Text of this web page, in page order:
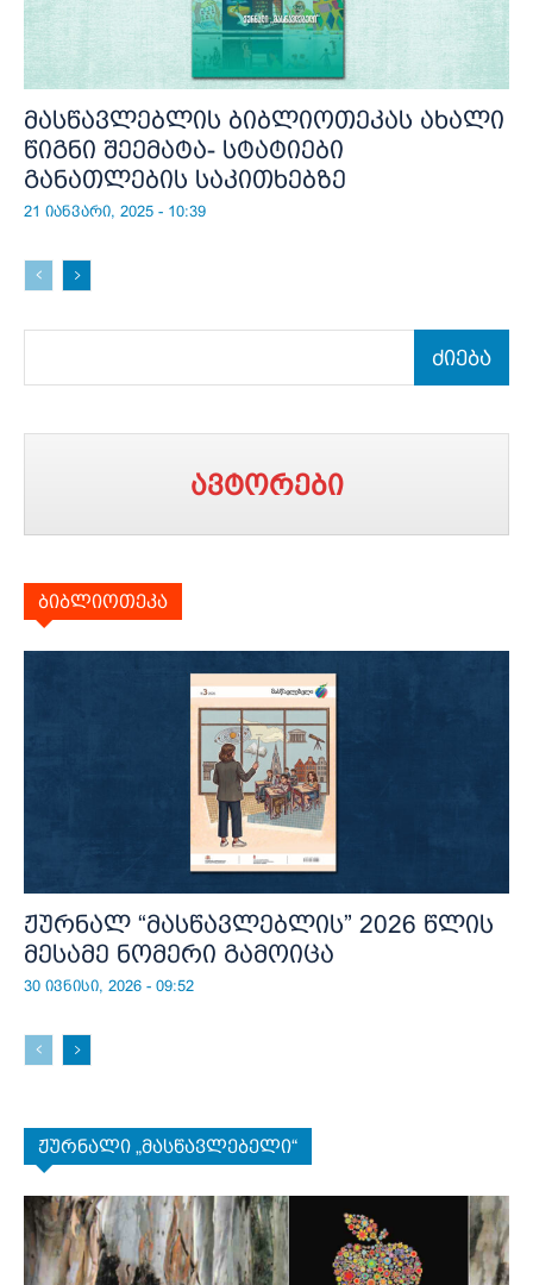
მასწავლებლის ბიბლიოთეკას ახალი
წიგნი შეემატა- სტატიები
განათლების საკითხებზე
21 იანვარი, 2025 - 10:39
ძიება
ავტორები
ბიბლიოთეკა
ჟურნალ “მასწავლებლის” 2026 წლის
მესამე ნომერი გამოიცა
30 ივნისი, 2026 - 09:52
ჟურნალი „მასწავლებელი“